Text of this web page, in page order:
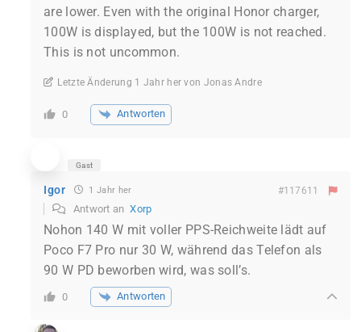
are lower. Even with the original Honor charger,
100W is displayed, but the 100W is not reached.
This is not uncommon.
Letzte Änderung 1 Jahr her von Jonas Andre
0 Antworten
Gast
Igor 1 Jahr her #117611
Antwort anXorp
Nohon 140 W mit voller PPS-Reichweite lädt auf
Poco F7 Pro nur 30 W, während das Telefon als
90 W PD beworben wird, was soll’s.
0 Antworten